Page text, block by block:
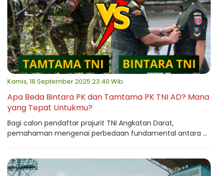
Kamis, 18 September 2025 23:40 Wib
Apa Beda Bintara PK dan Tamtama PK TNI AD? Mana
yang Tepat Untukmu?
Bagi calon pendaftar prajurit TNI Angkatan Darat,
pemahaman mengenai perbedaan fundamental antara ...